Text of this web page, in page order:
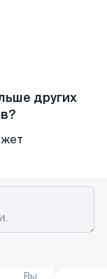
других
Вы